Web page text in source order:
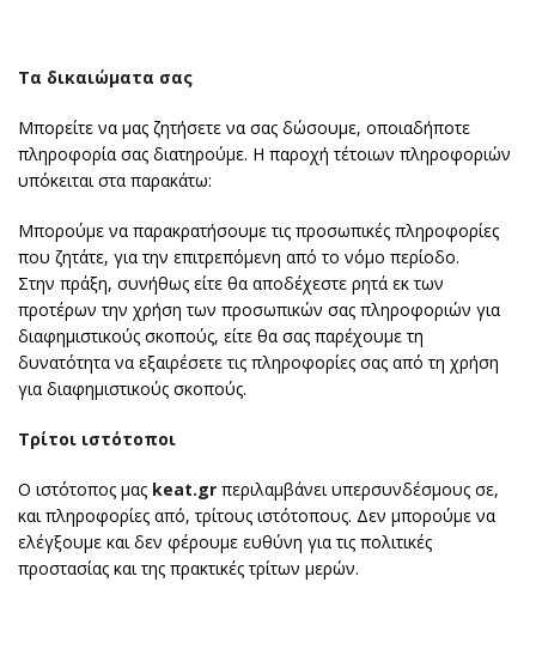
Τα δικαιώματα σας
Μπορείτε να μας ζητήσετε να σας δώσουμε, οποιαδήποτε
πληροφορία σας διατηρούμε. Η παροχή τέτοιων πληροφοριών
υπόκειται στα παρακάτω:
Μπορούμε να παρακρατήσουμε τις προσωπικές πληροφορίες
που ζητάτε, για την επιτρεπόμενη από το νόμο περίοδο.
Στην πράξη, συνήθως είτε θα αποδέχεστε ρητά εκ των
προτέρων την χρήση των προσωπικών σας πληροφοριών για
διαφημιστικούς σκοπούς, είτε θα σας παρέχουμε τη
δυνατότητα να εξαιρέσετε τις πληροφορίες σας από τη χρήση
για διαφημιστικούς σκοπούς.
Τρίτοι ιστότοποι
Ο ιστότοπος μας keat.gr περιλαμβάνει υπερσυνδέσμους σε,
και πληροφορίες από, τρίτους ιστότοπους. Δεν μπορούμε να
ελέγξουμε και δεν φέρουμε ευθύνη για τις πολιτικές
προστασίας και της πρακτικές τρίτων μερών.